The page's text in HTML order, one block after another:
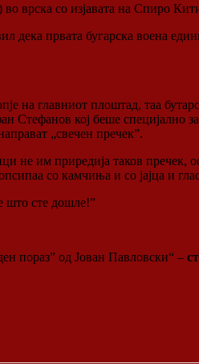
врска со изјавата на Спиро
дека првата бугарска воена
на главниот плоштад, таа
Стефанов кој беше специјално
„свечен пречек”.
не им приредија таков пречек,
со камчиња и со јајца и
што сте дошле!”
пораз” од Јован Павловски“ –